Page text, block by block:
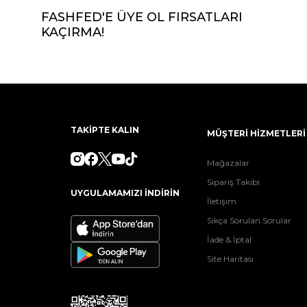
FASHFED'E ÜYE OL FIRSATLARI
KAÇIRMA!
TAKİPTE KALIN
UYGULAMAMIZI İNDİRİN
MÜŞTERİ HİZMETLERİ
Mağazalar
Sipariş Takibi
İletişim
Sıkça Sorulan Sorular
İade & İptal
Site Haritası